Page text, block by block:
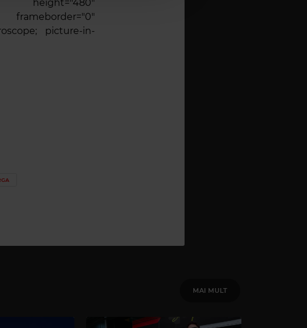
frameborder="0"
picture-in-
MAI MULT